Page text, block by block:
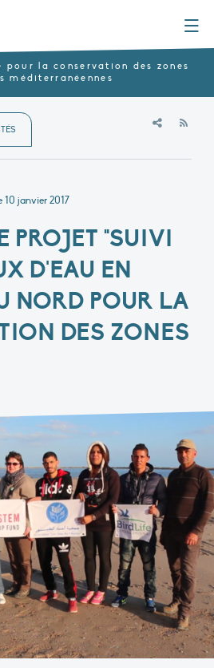
pour la conservation des zones
méditerranéennes
10 janvier 2017
PROJET "SUIVI
D'EAU EN
NORD POUR LA
DES ZONES